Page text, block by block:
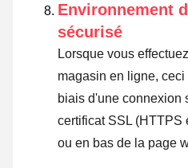
Environnement
sécurisé
Lorsque vous
magasin en ligne,
biais d'une connexion
certificat SSL (HTTPS
ou en bas de la page